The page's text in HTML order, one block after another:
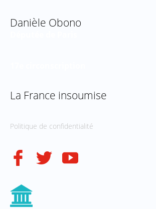
Danièle Obono
La France insoumise
Politique de confidentialité